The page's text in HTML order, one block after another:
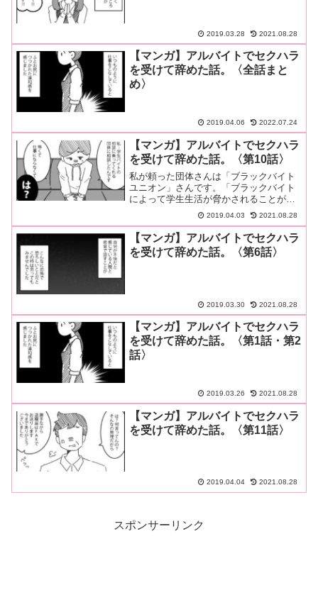
2019.03.28 2021.08.28
【マンガ】アルバイトでセクハラ
を受けて辞めた話。〈全話まと
め〉
2019.04.06 2022.07.24
【マンガ】アルバイトでセクハラ
を受けて辞めた話。〈第10話〉
私が頼った団体さんは「ブラックバイト
ユニオン」さんです。「ブラックバイト
によって学生生活が脅かされることがな
いように」という願いを込めて作られた
団体さ…続きを読む
2019.04.03 2021.08.28
【マンガ】アルバイトでセクハラ
を受けて辞めた話。〈第6話〉
2019.03.30 2021.08.28
【マンガ】アルバイトでセクハラ
を受けて辞めた話。〈第1話・第2
話〉
2019.03.26 2021.08.28
【マンガ】アルバイトでセクハラ
を受けて辞めた話。〈第11話〉
2019.04.04 2021.08.28
スポンサーリンク